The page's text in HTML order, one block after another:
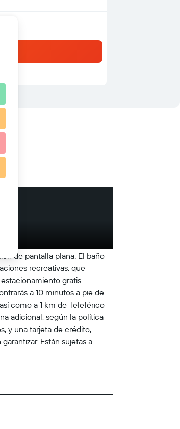
de pantalla plana. El baño
recreativas, que
gratis
a 10 minutos a pie de
como a 1 km de Teleférico
adicional, según la política
y una tarjeta de crédito,
Están sujetas a
recepción recibirá a los
Generales Sin
gel para manos gratis a
medidas para reforzar la